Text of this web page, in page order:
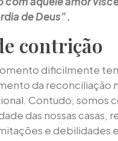
de Deus”.
contrição
dificilmente
da reconciliação
Contudo, somos
das nossas casas,
e debilidades